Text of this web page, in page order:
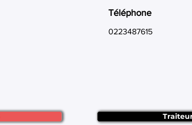
Téléphone
0223487615